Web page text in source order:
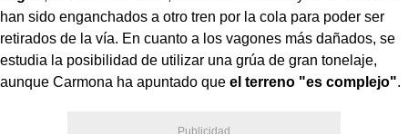
han sido enganchados a otro tren por la cola para poder ser
retirados de la vía. En cuanto a los vagones más dañados, se
estudia la posibilidad de utilizar una grúa de gran tonelaje,
aunque Carmona ha apuntado que el terreno "es complejo".